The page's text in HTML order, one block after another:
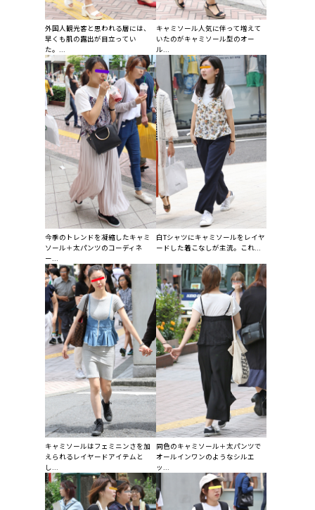
外国人観光客と思われる層には、
早くも肌の露出が目立ってい
た。...
キャミソール人気に伴って増えて
いたのがキャミソール型のオー
ル...
今季のトレンドを凝縮したキャミ
ソール＋太パンツのコーディネ
ー...
白Tシャツにキャミソールをレイヤ
ードした着こなしが主流。これ...
キャミソールはフェミニンさを加
えられるレイヤードアイテムと
し...
同色のキャミソール＋太パンツで
オールインワンのようなシルエ
ッ...